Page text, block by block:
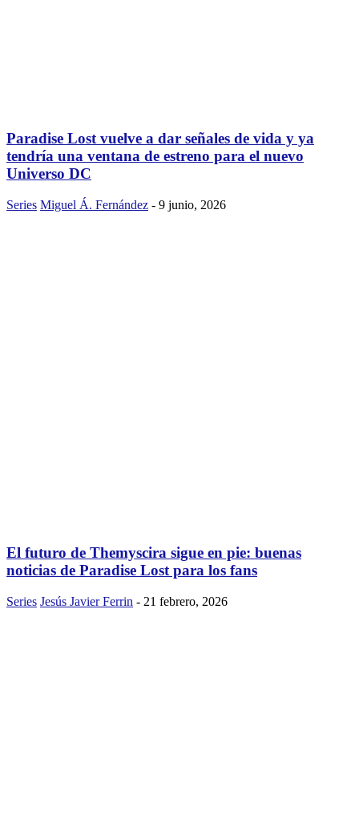
Paradise Lost vuelve a dar señales de vida y ya
tendría una ventana de estreno para el nuevo
Universo DC
Series Miguel Á. Fernández - 9 junio, 2026
El futuro de Themyscira sigue en pie: buenas
noticias de Paradise Lost para los fans
Series Jesús Javier Ferrin - 21 febrero, 2026